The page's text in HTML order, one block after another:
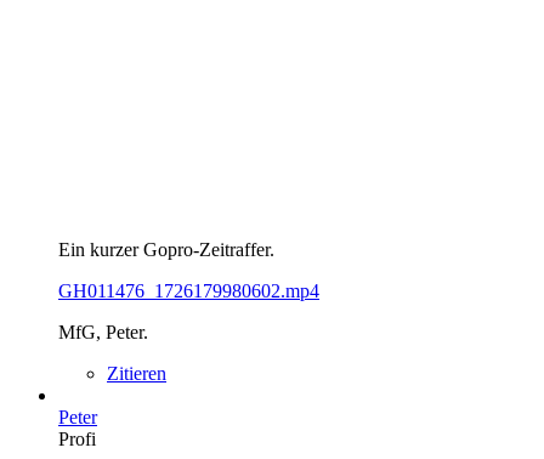
Ein kurzer Gopro-Zeitraffer.
GH011476_1726179980602.mp4
MfG, Peter.
Zitieren
Peter
Profi